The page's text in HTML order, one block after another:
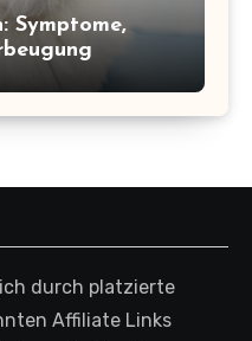
Symptome,
durch platzierte
Affiliate Links